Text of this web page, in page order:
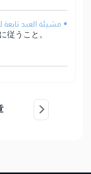
• مشيئة العبد تابعة
うこと。